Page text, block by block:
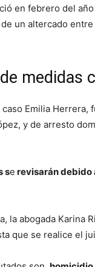
en febrero del año
un altercado
medidas
Emilia Herrera,
y de arresto
se revisarán debido
la abogada Karina
que se realice el